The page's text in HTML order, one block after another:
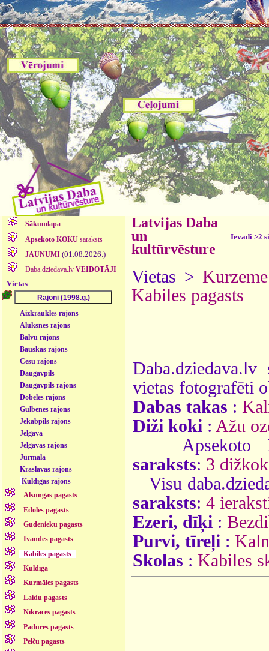
Sākumlapa
Apsekoto KOKUsaraksts
JAUNUMI (01.08.2026.)
Daba.dziedava.lv VEIDOTĀJI
Vietas
Aizkraukles rajons
Alūksnes rajons
Balvu rajons
Bauskas rajons
Cēsu rajons
Daugavpils
Daugavpils rajons
Dobeles rajons
Gulbenes rajons
Jēkabpils rajons
Jelgava
Jelgavas rajons
Jūrmala
Krāslavas rajons
Kuldīgas rajons
Alsungas pagasts
Ēdoles pagasts
Gudenieku pagasts
Īvandes pagasts
Kabiles pagasts
Kuldīga
Kurmāles pagasts
Laidu pagasts
Nīkrāces pagasts
Padures pagasts
Pelču pagasts
Latvijas Daba
un
kultūrvēsture
Ievadi >2
Vietas >Kurzeme
Kabiles pagasts
vietas fotografēti
Dabas takas :
Diži koki : Ažu
Apsekoto
saraksts: 3
Visu
saraksts: 4
Ezeri, dīķi :
Purvi, tīreļi :
Skolas : Kabiles